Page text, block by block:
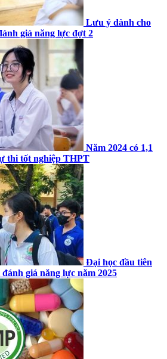
Lưu ý dành cho
giá năng lực đợt 2
Năm 2024 có 1,1
thi tốt nghiệp THPT
Đại học đầu tiên
giá năng lực năm 2025